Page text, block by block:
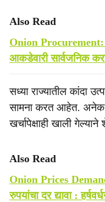
Also Read
Onion Procurement:
आकडेवारी सार्वजनिक
सध्या राज्यातील कांदा
सामना करत आहेत. अनेक
खर्चापेक्षाही खाली
Also Read
Onion Prices
रुपयांचा दर द्यावा :